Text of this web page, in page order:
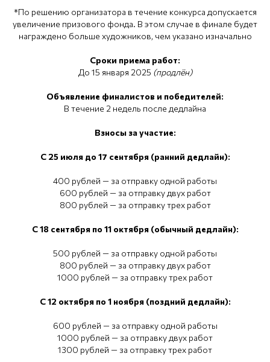
*По решению организатора в течение конкурса допускается
увеличение призового фонда. В этом случае в финале будет
награждено больше художников, чем указано изначально
Сроки приема работ:
До 15 января 2025 (продлён)
Объявление финалистов и победителей:
В течение 2 недель после дедлайна
Взносы за участие:
С 25 июля до 17 сентября (ранний дедлайн):
400 рублей — за отправку одной работы
600 рублей — за отправку двух работ
800 рублей — за отправку трех работ
С 18 сентября по 11 октября (обычный дедлайн):
500 рублей — за отправку одной работы
800 рублей — за отправку двух работ
1000 рублей — за отправку трех работ
С 12 октября по 1 ноября (поздний дедлайн):
600 рублей — за отправку одной работы
1000 рублей — за отправку двух работ
1300 рублей — за отправку трех работ